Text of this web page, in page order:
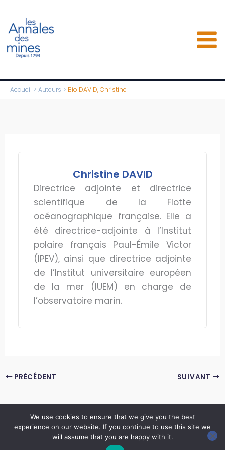
contenu
Accueil Auteurs Bio DAVID, Christine
Christine DAVID
Directrice adjointe et directrice
scientifique de la Flotte
océanographique française. Elle a
été directrice-adjointe à l’Institut
polaire français Paul-Émile Victor
(IPEV), ainsi que directrice adjointe
de l’Institut universitaire européen
de la mer (IUEM) en charge de
l’observatoire marin.
PRÉCÉDENT SUIVANT
Copyright © 2026 LES ANNALES DES MINES | Powered byThème WordPress Astra
We use cookies to ensure that we give you the best
experience on our website. If you continue to use this site we
will assume that you are happy with it.